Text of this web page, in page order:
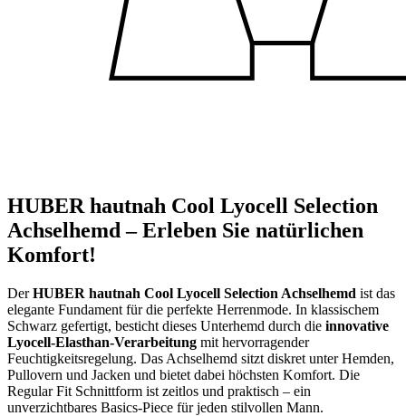
HUBER hautnah Cool Lyocell Selection
Achselhemd – Erleben Sie natürlichen
Komfort!
DerHUBER hautnah Cool Lyocell Selection Achselhemd ist das
elegante Fundament für die perfekte Herrenmode. In klassischem
Schwarz gefertigt, besticht dieses Unterhemd durch die innovative
Lyocell-Elasthan-Verarbeitung mit hervorragender
Feuchtigkeitsregelung. Das Achselhemd sitzt diskret unter Hemden,
Pullovern und Jacken und bietet dabei höchsten Komfort. Die
Regular Fit Schnittform ist zeitlos und praktisch – ein
unverzichtbares Basics-Piece für jeden stilvollen Mann.